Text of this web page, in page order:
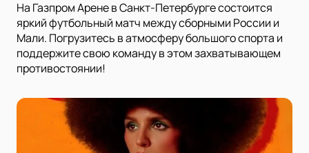
На Газпром Арене в Санкт-Петербурге состоится
яркий футбольный матч между сборными России и
Мали. Погрузитесь в атмосферу большого спорта и
поддержите свою команду в этом захватывающем
противостоянии!